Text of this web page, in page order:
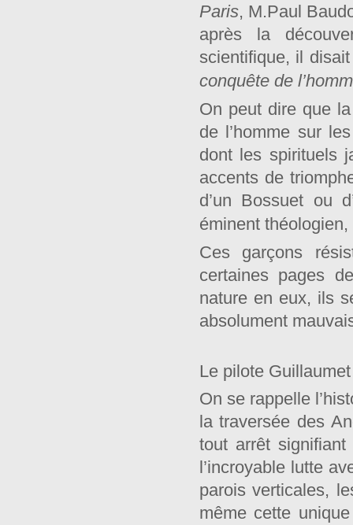
Paris, M.Paul
après la
scientifique, il
conquête de
On peut dire que
de l’homme sur
dont les spirituels
accents de
d’un Bossuet ou
éminent
Ces garçons
certaines pages
nature en eux, ils
absolument
Le pilote
On se rappelle
la traversée des
tout arrêt
l’incroyable lutte
parois verticales,
même cette